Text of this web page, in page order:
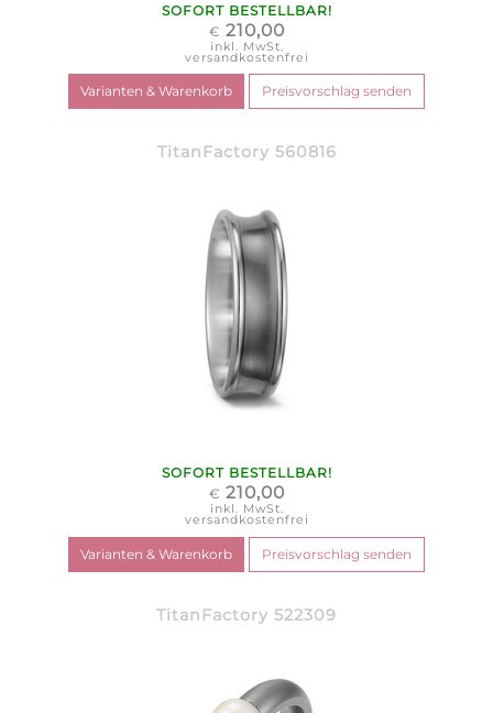
SOFORT BESTELLBAR!
€ 210,00
inkl. MwSt.
versandkostenfrei
TitanFactory 560816
SOFORT BESTELLBAR!
€ 210,00
inkl. MwSt.
versandkostenfrei
TitanFactory 522309